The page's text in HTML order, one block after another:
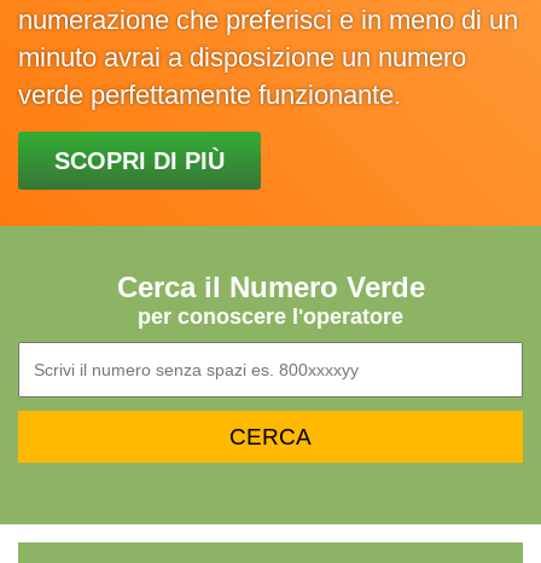
numerazione che preferisci e in meno di un
minuto avrai a disposizione un numero
verde perfettamente funzionante.
SCOPRI DI PIÙ
Cerca il Numero Verde
per conoscere l'operatore